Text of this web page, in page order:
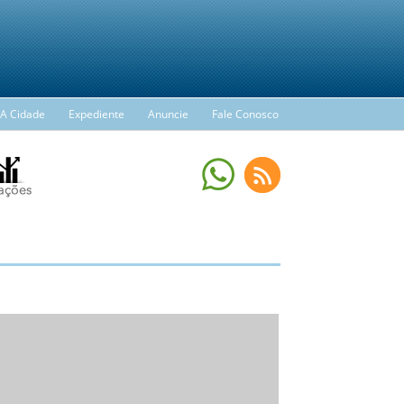
A Cidade Expediente Anuncie Fale Conosco